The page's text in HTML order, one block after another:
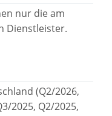
nur die am
Dienstleister.
(Q2/2026,
2025, Q2/2025,